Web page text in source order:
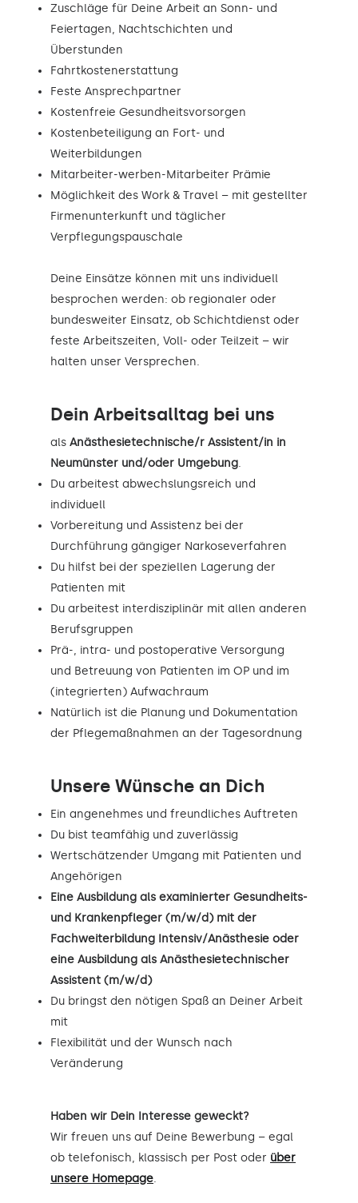
Zuschläge für Deine Arbeit an Sonn- und
Feiertagen, Nachtschichten und
Überstunden
Fahrtkostenerstattung
Feste Ansprechpartner
Kostenfreie Gesundheitsvorsorgen
Kostenbeteiligung an Fort- und
Weiterbildungen
Mitarbeiter-werben-Mitarbeiter Prämie
Möglichkeit des Work & Travel – mit gestellter
Firmenunterkunft und täglicher
Verpflegungspauschale
Deine Einsätze können mit uns individuell
besprochen werden: ob regionaler oder
bundesweiter Einsatz, ob Schichtdienst oder
feste Arbeitszeiten, Voll- oder Teilzeit – wir
halten unser Versprechen.
Dein Arbeitsalltag bei uns
als Anästhesietechnische/r Assistent/in in
Neumünster und/oder Umgebung.
Du arbeitest abwechslungsreich und
individuell
Vorbereitung und Assistenz bei der
Durchführung gängiger Narkoseverfahren
Du hilfst bei der speziellen Lagerung der
Patienten mit
Du arbeitest interdisziplinär mit allen anderen
Berufsgruppen
Prä-, intra- und postoperative Versorgung
und Betreuung von Patienten im OP und im
(integrierten) Aufwachraum
Natürlich ist die Planung und Dokumentation
der Pflegemaßnahmen an der Tagesordnung
Unsere Wünsche an Dich
Ein angenehmes und freundliches Auftreten
Du bist teamfähig und zuverlässig
Wertschätzender Umgang mit Patienten und
Angehörigen
Eine Ausbildung als examinierter Gesundheits-
und Krankenpfleger (m/w/d) mit der
Fachweiterbildung Intensiv/Anästhesie oder
eine Ausbildung als Anästhesietechnischer
Assistent (m/w/d)
Du bringst den nötigen Spaß an Deiner Arbeit
mit
Flexibilität und der Wunsch nach
Veränderung
Haben wir Dein Interesse geweckt?
Wir freuen uns auf Deine Bewerbung – egal
ob telefonisch, klassisch per Post oder über
unsere Homepage.